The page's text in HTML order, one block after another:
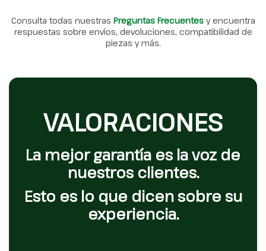
Consulta todas nuestras Preguntas Frecuentes y encuentra
respuestas sobre envíos, devoluciones, compatibilidad de
piezas y más.
VALORACIONES
La mejor garantía es la voz de
nuestros clientes.
Esto es lo que dicen sobre su
experiencia.